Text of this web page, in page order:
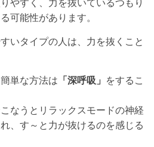
可能性があります。
いタイプの人は、力を抜くこと
単な方法は 「深呼吸」 をするこ
なうとリラックスモードの神経
、す～と力が抜けるのを感じる